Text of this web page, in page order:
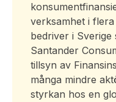
verksamhet i
bedriver i Sverige
Santander
tillsyn av
många mindre
styrkan hos en